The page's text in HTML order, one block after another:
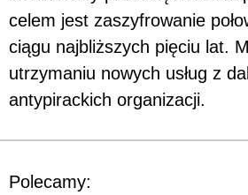
celem jest zaszyfrowanie
ciągu najbliższych pięciu lat.
utrzymaniu nowych usług z
antypirackich organizacji.
Polecamy: